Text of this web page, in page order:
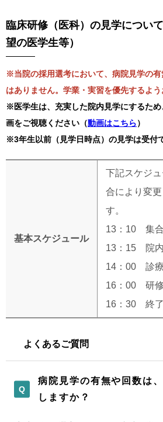
臨床研修（医科）の見学につい
望の医学生等）
※当院の採用選考において、病院見学の
はありません。学業・実習を優先するよう
※医学生は、充実した院内見学にするた
画をご視聴ください（動画はこちら）
※3年生以前（見学日時点）の見学は受付
基本スケジュール
下記スケジ
合により変
す。
13：10 集合
13：15 院
14：00 診
16：00 研
16：30 終了
よくあるご質問
病院見学の有無や回数は
しますか？